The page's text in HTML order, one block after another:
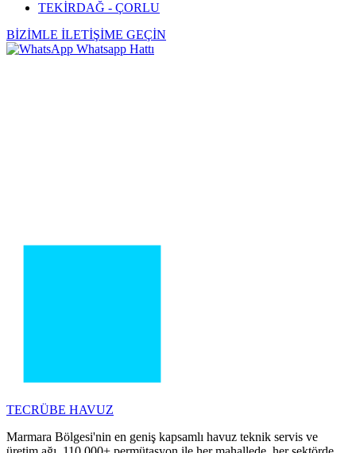
TEKİRDAĞ - ÇORLU
BİZİMLE İLETİŞİME GEÇİN
Whatsapp Hattı
TECRÜBE HAVUZ
Marmara Bölgesi'nin en geniş kapsamlı havuz teknik servis ve